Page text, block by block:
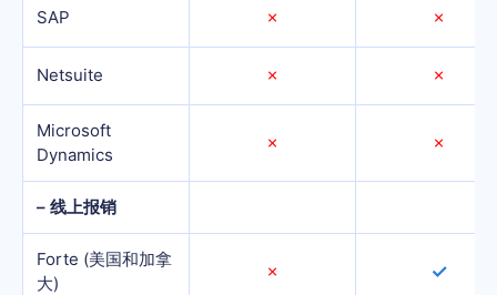
SAP ✗ ✗
Netsuite ✗ ✗
Microsoft
Dynamics
✗ ✗
– 线上报销
Forte (美国和加拿
大)
✗ ✓